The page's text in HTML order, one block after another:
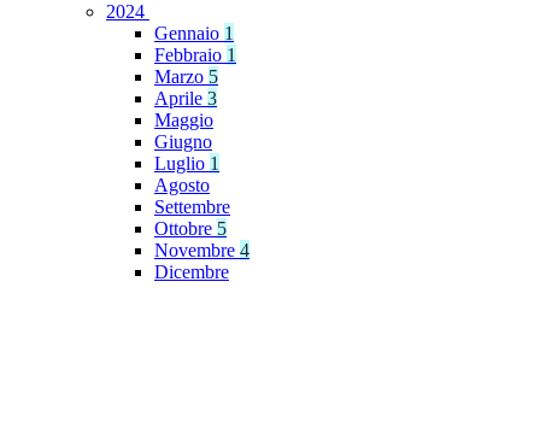
2024
Gennaio 1
Febbraio 1
Marzo 5
Aprile 3
Maggio
Giugno
Luglio 1
Agosto
Settembre
Ottobre 5
Novembre 4
Dicembre